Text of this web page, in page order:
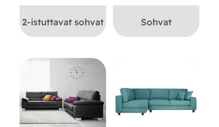
2-istuttavat sohvat Sohvat